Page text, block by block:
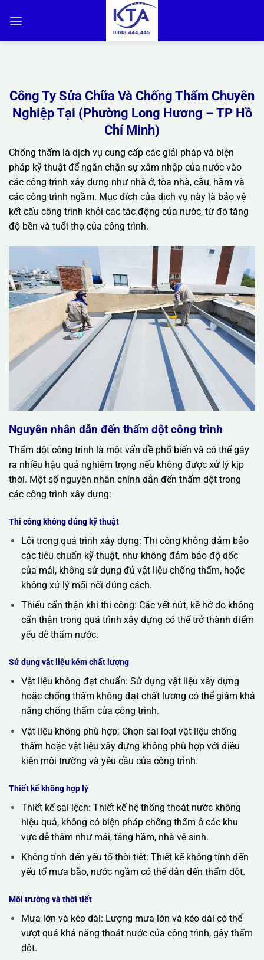
qua
Công Ty Sửa Chữa Và Chống Thấm Chuyên
Nghiệp Tại (Phường Long Hương – TP Hồ
Chí Minh)
Chống thấm là dịch vụ cung cấp các giải pháp và biện
pháp kỹ thuật để ngăn chặn sự xâm nhập của nước vào
các công trình xây dựng như nhà ở, tòa nhà, cầu, hầm và
các công trình ngầm. Mục đích của dịch vụ này là bảo vệ
kết cấu công trình khỏi các tác động của nước, từ đó tăng
độ bền và tuổi thọ của công trình.
Nguyên nhân dẫn đến thấm dột công trình
Thấm dột công trình là một vấn đề phổ biến và có thể gây
ra nhiều hậu quả nghiêm trọng nếu không được xử lý kịp
thời. Một số nguyên nhân chính dẫn đến thấm dột trong
các công trình xây dựng:
Thi công không đúng kỹ thuật
Lỗi trong quá trình xây dựng: Thi công không đảm bảo
các tiêu chuẩn kỹ thuật, như không đảm bảo độ dốc
của mái, không sử dụng đủ vật liệu chống thấm, hoặc
không xử lý mối nối đúng cách.
Thiếu cẩn thận khi thi công: Các vết nứt, kẽ hở do không
cẩn thận trong quá trình xây dựng có thể trở thành điểm
yếu dễ thấm nước.
Sử dụng vật liệu kém chất lượng
Vật liệu không đạt chuẩn: Sử dụng vật liệu xây dựng
hoặc chống thấm không đạt chất lượng có thể giảm khả
năng chống thấm của công trình.
Vật liệu không phù hợp: Chọn sai loại vật liệu chống
thấm hoặc vật liệu xây dựng không phù hợp với điều
kiện môi trường và yêu cầu của công trình.
Thiết kế không hợp lý
Thiết kế sai lệch: Thiết kế hệ thống thoát nước không
hiệu quả, không có biện pháp chống thấm ở các khu
vực dễ thấm như mái, tầng hầm, nhà vệ sinh.
Không tính đến yếu tố thời tiết: Thiết kế không tính đến
yếu tố mưa bão, nước ngầm có thể dẫn đến thấm dột.
Môi trường và thời tiết
Mưa lớn và kéo dài: Lượng mưa lớn và kéo dài có thể
vượt quá khả năng thoát nước của công trình, gây thấm
dột.